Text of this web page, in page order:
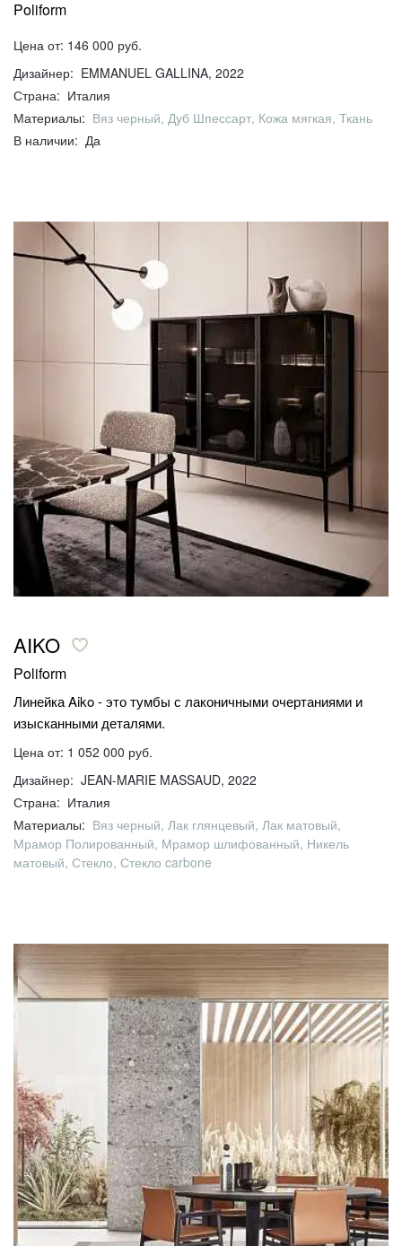
Poliform
Цена от: 146 000 руб.
Дизайнер: EMMANUEL GALLINA, 2022
Страна: Италия
Материалы: Вяз черный, Дуб Шпессарт, Кожа мягкая, Ткань
В наличии: Да
AIKO
Poliform
Линейка Aiko - это тумбы с лаконичными очертаниями и
изысканными деталями.
Цена от: 1 052 000 руб.
Дизайнер: JEAN-MARIE MASSAUD, 2022
Страна: Италия
Материалы: Вяз черный, Лак глянцевый, Лак матовый,
Мрамор Полированный, Мрамор шлифованный, Никель
матовый, Стекло, Стекло carbone